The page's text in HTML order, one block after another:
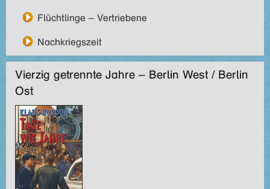
Flüchtlinge – Vertriebene
Nachkriegszeit
Vierzig getrennte Jahre – Berlin West / Berlin
Ost